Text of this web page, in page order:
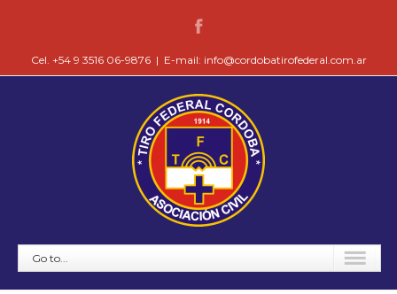
Cel. +54 9 3516 06-9876 | E-mail: info@cordobatirofederal.com.ar
Go to...